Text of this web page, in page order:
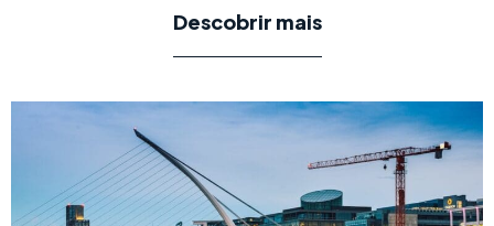
Descobrir mais